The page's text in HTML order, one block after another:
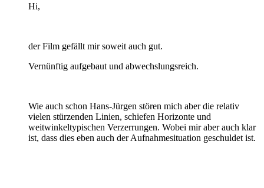
Hi,
der Film gefällt mir soweit auch gut.
Vernünftig aufgebaut und abwechslungsreich.
Wie auch schon Hans-Jürgen stören mich aber die relativ
vielen stürzenden Linien, schiefen Horizonte und
weitwinkeltypischen Verzerrungen. Wobei mir aber auch klar
ist, dass dies eben auch der Aufnahmesituation geschuldet ist.